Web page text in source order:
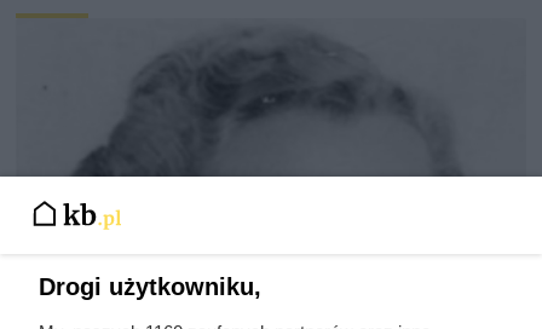
Drogi użytkowniku,